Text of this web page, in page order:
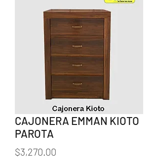
CAJONERA EMMAN KIOTO
PAROTA
$3,270.00